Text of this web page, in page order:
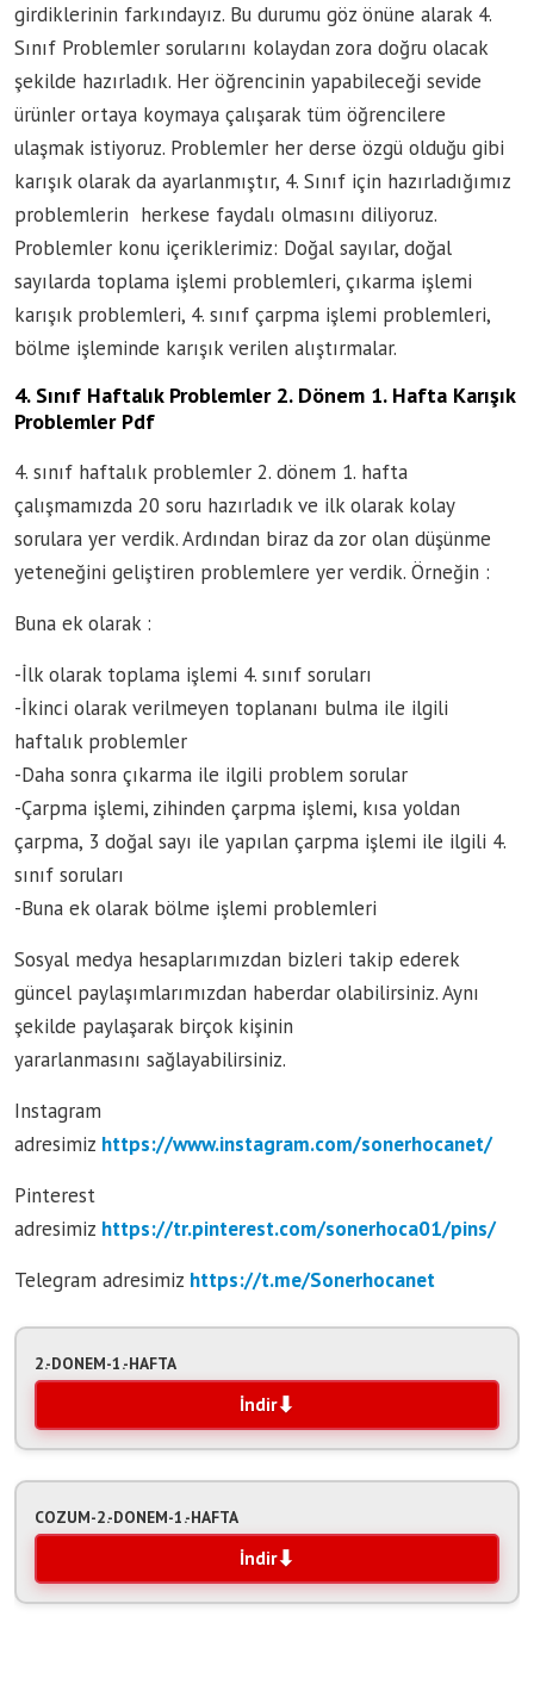
girdiklerinin farkındayız. Bu durumu göz önüne alarak 4.
Sınıf Problemler sorularını kolaydan zora doğru olacak
şekilde hazırladık. Her öğrencinin yapabileceği sevide
ürünler ortaya koymaya çalışarak tüm öğrencilere
ulaşmak istiyoruz. Problemler her derse özgü olduğu gibi
karışık olarak da ayarlanmıştır, 4. Sınıf için hazırladığımız
problemlerin herkese faydalı olmasını diliyoruz.
Problemler konu içeriklerimiz: Doğal sayılar, doğal
sayılarda toplama işlemi problemleri, çıkarma işlemi
karışık problemleri, 4. sınıf çarpma işlemi problemleri,
bölme işleminde karışık verilen alıştırmalar.
4. Sınıf Haftalık Problemler 2. Dönem 1. Hafta Karışık
Problemler Pdf
4. sınıf haftalık problemler 2. dönem 1. hafta
çalışmamızda 20 soru hazırladık ve ilk olarak kolay
sorulara yer verdik. Ardından biraz da zor olan düşünme
yeteneğini geliştiren problemlere yer verdik. Örneğin :
Buna ek olarak :
-İlk olarak toplama işlemi 4. sınıf soruları
-İkinci olarak verilmeyen toplananı bulma ile ilgili
haftalık problemler
-Daha sonra çıkarma ile ilgili problem sorular
-Çarpma işlemi, zihinden çarpma işlemi, kısa yoldan
çarpma, 3 doğal sayı ile yapılan çarpma işlemi ile ilgili 4.
sınıf soruları
-Buna ek olarak bölme işlemi problemleri
Sosyal medya hesaplarımızdan bizleri takip ederek
güncel paylaşımlarımızdan haberdar olabilirsiniz. Aynı
şekilde paylaşarak birçok kişinin
yararlanmasını sağlayabilirsiniz.
Instagram
adresimiz https://www.instagram.com/sonerhocanet/
Pinterest
adresimiz https://tr.pinterest.com/sonerhoca01/pins/
Telegram adresimiz https://t.me/Sonerhocanet
2.-DONEM-1.-HAFTA
İndir
COZUM-2.-DONEM-1.-HAFTA
İndir